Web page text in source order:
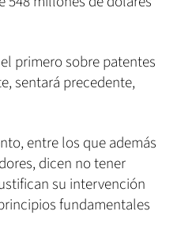
primero sobre patentes
sentará precedente,
entre los que además
dicen no tener
su intervención
fundamentales